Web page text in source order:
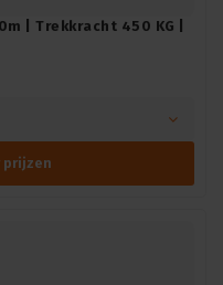
| Trekkracht 450 KG |
prijzen